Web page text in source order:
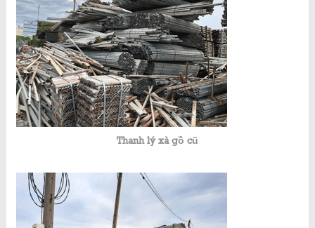
Thanh lý xà gồ cũ